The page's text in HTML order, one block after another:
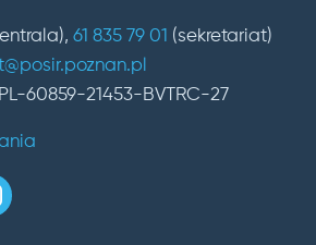
61 835 79 01 (sekretariat)
60859-21453-BVTRC-27
Facebook
w serwisie YouTube
profil w serwisie Instagram